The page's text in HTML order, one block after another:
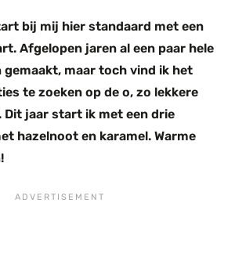
bij mij hier standaard met een
Afgelopen jaren al een paar hele
gemaakt, maar toch vind ik het
te zoeken op de o, zo lekkere
Dit jaar start ik met een drie
hazelnoot en karamel. Warme